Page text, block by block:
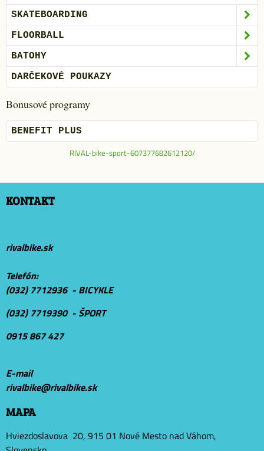
SKATEBOARDING
FLOORBALL
BATOHY
DARČEKOVÉ POUKAZY
Bonusové programy
BENEFIT PLUS
RIVAL-bike-sport-607377682612120/
KONTAKT
rivalbike.sk
Telefón:
(032) 7712936 - BICYKLE
(032) 7719390 - ŠPORT
0915 867 427
E-mail
rivalbike@rivalbike.sk
MAPA
Hviezdoslavova 20, 915 01 Nové Mesto nad Váhom,